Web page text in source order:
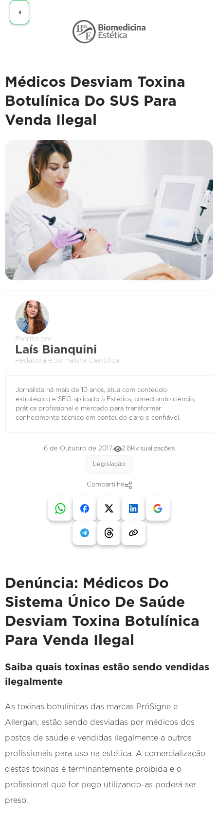
Médicos Desviam Toxina
Botulínica Do SUS Para
Venda Ilegal
Escrito por
Laís Bianquini
Redatora e Jornalista Cientifíca
Jornalista há mais de 10 anos, atua com conteúdo
estratégico e SEO aplicado à Estética, conectando ciência,
prática profissional e mercado para transformar
conhecimento técnico em conteúdo claro e confiável.
6 de Outubro de 2017 2.8Kvisualizações
Legislação
Compartilhe
Denúncia: Médicos Do
Sistema Único De Saúde
Desviam Toxina Botulínica
Para Venda Ilegal
Saiba quais toxinas estão sendo vendidas
ilegalmente
As toxinas botulínicas das marcas PróSigne e
Allergan, estão sendo desviadas por médicos dos
postos de saúde e vendidas ilegalmente a outros
profissionais para uso na estética. A comercialização
destas toxinas é terminantemente proibida e o
profissional que for pego utilizando-as poderá ser
preso.